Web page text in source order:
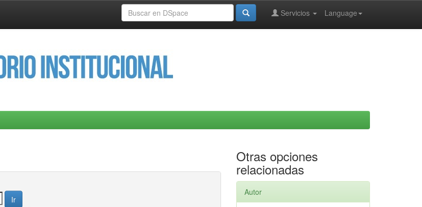
Language
Servicios
Otras opciones
relacionadas
Autor